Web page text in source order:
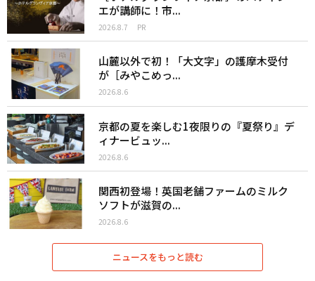
エが講師に！市...
2026.8.7 PR
山麓以外で初！「大文字」の護摩木受付
が［みやこめっ...
2026.8.6
京都の夏を楽しむ1夜限りの『夏祭り』デ
ィナービュッ...
2026.8.6
関西初登場！英国老舗ファームのミルク
ソフトが滋賀の...
2026.8.6
ニュースをもっと読む